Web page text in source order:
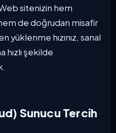
Web sitenizin hem
hem de doğrudan misafir
yüklenme hızınız, sanal
hızlı şekilde
Sunucu Tercih